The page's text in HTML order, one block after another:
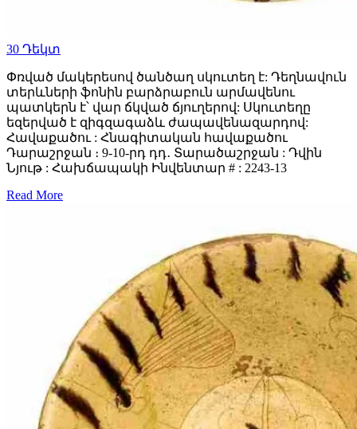
30 Դեկտ
Փռված մակերեսով ծանծաղ սկուտեղ է: Դեղնավուն
տերևների ֆոնին բարձրաբուն արմավենու
պատկերն է՝ վար ճկված ճյուղերով: Սկուտեղը
եզերված է զիգզագաձև ժապավենազարդով:
Հավաքածու : Հնագիտական հավաքածու
Դարաշրջան ։ 9-10-րդ դդ․ Տարածաշրջան : Դվին
Նյութ : Հախճապակի Ինվենտար # : 2243-13
Read More